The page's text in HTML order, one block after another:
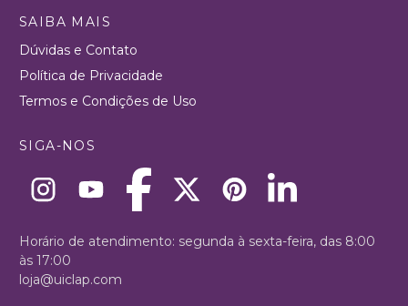
SAIBA MAIS
Dúvidas e Contato
Política de Privacidade
Termos e Condições de Uso
SIGA-NOS
Horário de atendimento: segunda à sexta-feira, das 8:00
às 17:00
loja@uiclap.com